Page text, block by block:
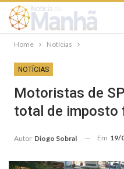
Home Notícias
NOTÍCIAS
Motoristas de
total de imposto
Autor Diogo Sobral Em 19/